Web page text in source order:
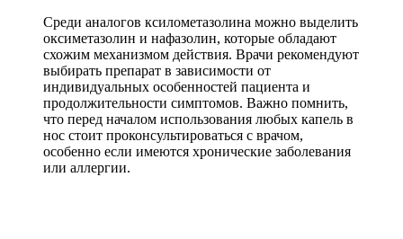
Среди аналогов ксилометазолина можно выделить
оксиметазолин и нафазолин, которые обладают
схожим механизмом действия. Врачи рекомендуют
выбирать препарат в зависимости от
индивидуальных особенностей пациента и
продолжительности симптомов. Важно помнить,
что перед началом использования любых капель в
нос стоит проконсультироваться с врачом,
особенно если имеются хронические заболевания
или аллергии.